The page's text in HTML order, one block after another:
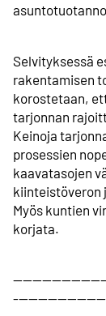
Selvityksessä
rakentamisen
korostetaan,
tarjonnan
Keinoja
prosessien
kaavatasojen
kiinteistö­veron
Myös kuntien
korjata.